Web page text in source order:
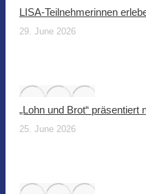
LISA-Teilnehmerinnen
29. June 2026
„Lohn und Brot“
25. June 2026